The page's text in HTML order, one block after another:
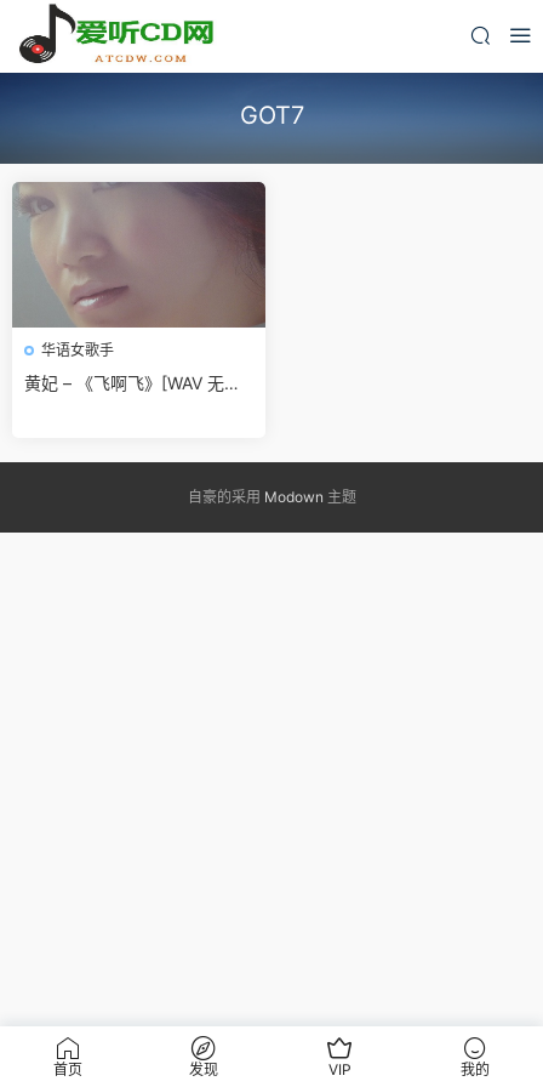
GOT7
华语女歌手
黄妃 – 《飞啊飞》[WAV 无损
自豪的采用 Modown 主题
首页 发现 VIP 我的